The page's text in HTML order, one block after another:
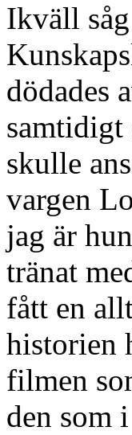
Ikväll
dödades
samtidigt
skulle
vargen
jag är
tränat
fått en
historien
filmen
den som